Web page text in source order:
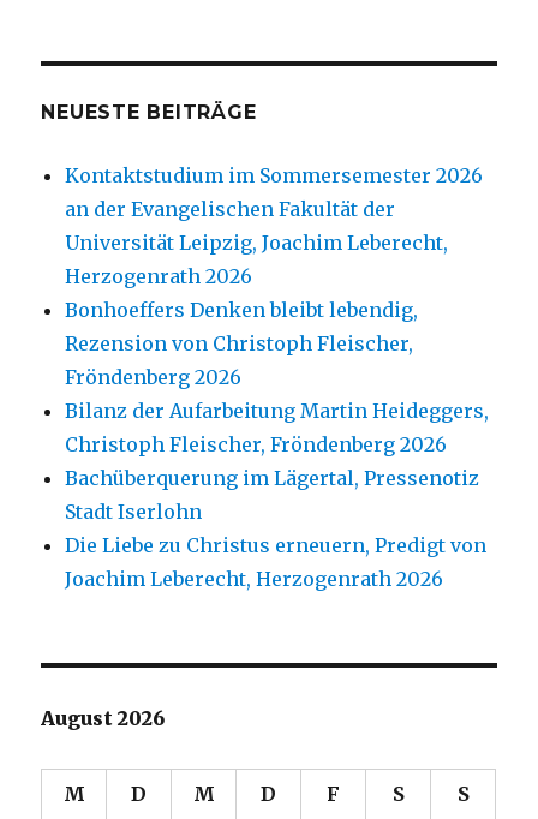
NEUESTE BEITRÄGE
Kontaktstudium im Sommersemester 2026
an der Evangelischen Fakultät der
Universität Leipzig, Joachim Leberecht,
Herzogenrath 2026
Bonhoeffers Denken bleibt lebendig,
Rezension von Christoph Fleischer,
Fröndenberg 2026
Bilanz der Aufarbeitung Martin Heideggers,
Christoph Fleischer, Fröndenberg 2026
Bachüberquerung im Lägertal, Pressenotiz
Stadt Iserlohn
Die Liebe zu Christus erneuern, Predigt von
Joachim Leberecht, Herzogenrath 2026
August 2026
M D M D F S S